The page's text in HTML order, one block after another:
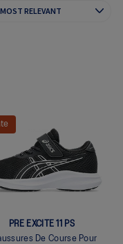
PRE EXCITE 11 PS
De Course Pour